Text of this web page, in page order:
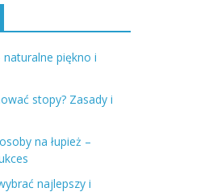
piękno i
stopy? Zasady i
na łupież –
najlepszy i